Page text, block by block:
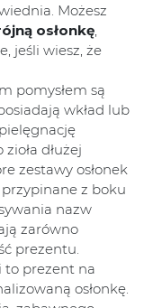
Możesz
osłonkę,
jeśli wiesz, że
pomysłem są
wkład lub
dłużej
zestawy osłonek
przypinane z boku
nazw
zarówno
prezentu.
to prezent na
osłonkę.